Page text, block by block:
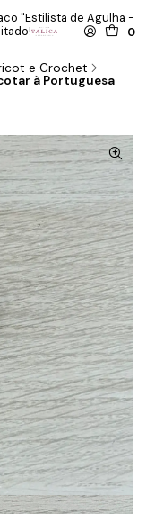
0
"Estilista de Agulha -
e Crochet
à Portuguesa